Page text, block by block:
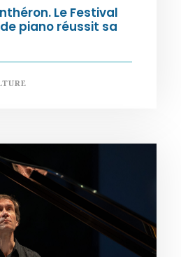
Le Festival
piano réussit sa